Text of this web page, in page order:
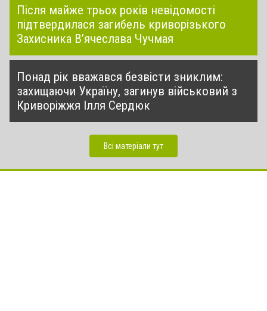
Після майже трьох років невідомості
підтвердилася загибель криворізького
Захисника В’ячеслава Чучмая
Понад рік вважався безвісти зниклим:
захищаючи Україну, загинув військовий з
Криворіжжя Ілля Сердюк
Всі матеріали тут